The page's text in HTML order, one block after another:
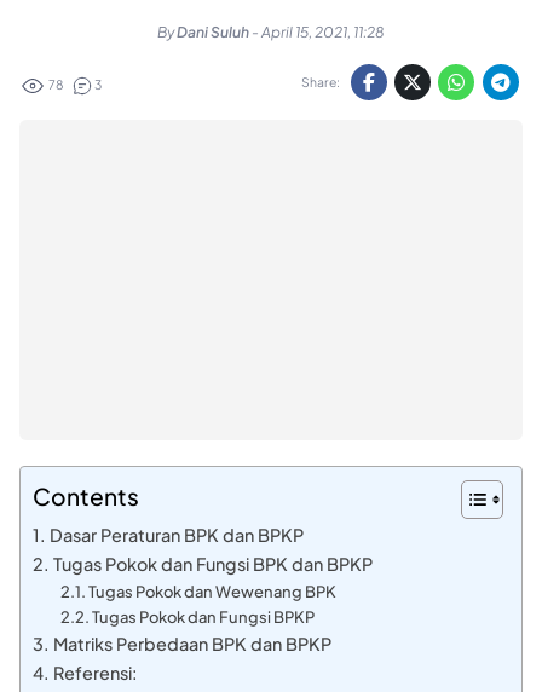
ByDani Suluh - April 15, 2021, 11:28
78 3 Share:
Contents
Dasar Peraturan BPK dan BPKP
Tugas Pokok dan Fungsi BPK dan BPKP
Tugas Pokok dan Wewenang BPK
Tugas Pokok dan Fungsi BPKP
Matriks Perbedaan BPK dan BPKP
Referensi: